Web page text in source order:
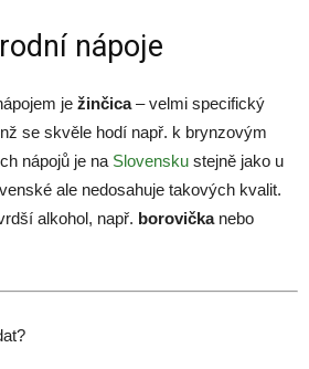
nápoje
je žinčica– velmi specifický
se skvěle hodí např. k brynzovým
nápojů je na Slovensku stejně jako u
ale nedosahuje takových kvalit.
alkohol, např. borovičkanebo